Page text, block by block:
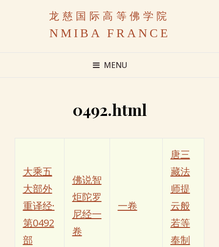
龙慈国际高等佛学院
NMIBA FRANCE
MENU
0492.html
大乘五
大部外
重译经·
第0492
部
佛说智
炬陀罗
尼经一
卷
一卷
唐三
藏法
师提
云般
若等
奉制